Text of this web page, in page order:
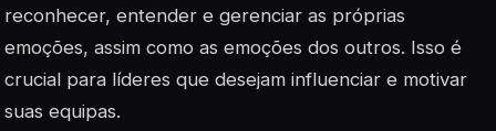
reconhecer, entender e gerenciar as próprias
emoções, assim como as emoções dos outros. Isso é
crucial para líderes que desejam influenciar e motivar
suas equipas.